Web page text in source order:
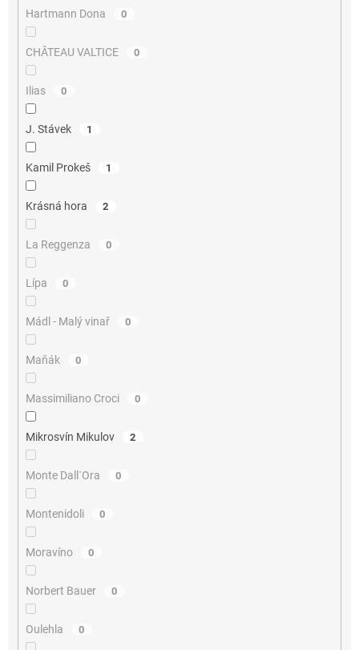
Hartmann Dona 0
CHÂTEAU VALTICE 0
Ilias 0
J. Stávek 1
Kamil Prokeš 1
Krásná hora 2
La Reggenza 0
Lípa 0
Mádl - Malý vinař 0
Maňák 0
Massimiliano Croci 0
Mikrosvín Mikulov 2
Monte Dall´Ora 0
Montenidoli 0
Moravíno 0
Norbert Bauer 0
Oulehla 0